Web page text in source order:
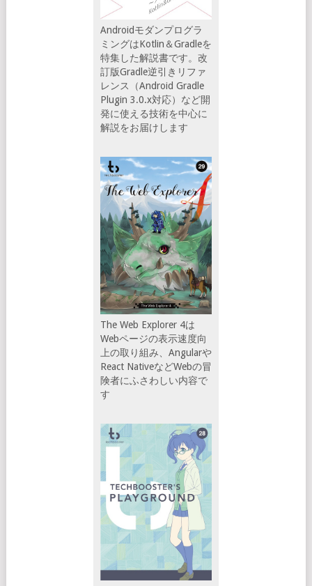
Androidモダンプログラ
ミングはKotlin＆Gradleを
特集した解説書です。改
訂版Gradle逆引きリファ
レンス（Android Gradle
Plugin 3.0.x対応）など開
発に使える技術を中心に
解説をお届けします
The Web Explorer 4は
Webページの表示速度向
上の取り組み、Angularや
React NativeなどWebの冒
険者にふさわしい内容で
す